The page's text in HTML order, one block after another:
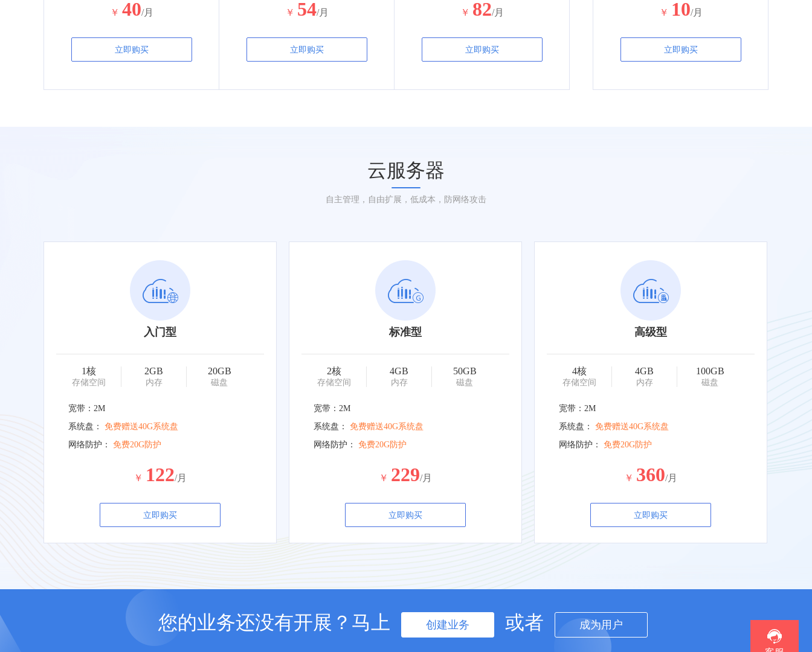
￥ 40/月
立即购买
￥ 54/月
立即购买
￥ 82/月
立即购买
￥ 10/月
立即购买
云服务器
自主管理，自由扩展，低成本，防网络攻击
入门型
1核
存储空间
2GB
内存
20GB
磁盘
宽带：2M
系统盘： 免费赠送40G系统盘
网络防护： 免费20G防护
￥ 122/月
立即购买
标准型
2核
存储空间
4GB
内存
50GB
磁盘
宽带：2M
系统盘： 免费赠送40G系统盘
网络防护： 免费20G防护
￥ 229/月
立即购买
高级型
4核
存储空间
4GB
内存
100GB
磁盘
宽带：2M
系统盘： 免费赠送40G系统盘
网络防护： 免费20G防护
￥ 360/月
立即购买
您的业务还没有开展？马上 创建业务 或者 成为用户